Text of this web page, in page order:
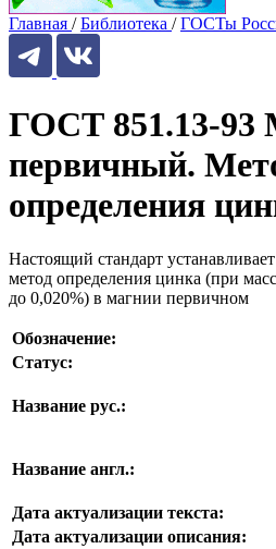
Главная / Библиотека / ГОСТы
ГОСТ 851.13-93
первичный.
определения
Настоящий стандарт
метод определения цинка (при
до 0,020%) в магнии первичном
Обозначение:
Статус:
Название рус.:
Название англ.:
Дата актуализации текста:
Дата актуализации описания: